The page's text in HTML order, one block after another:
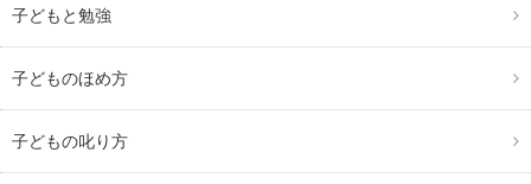
子どもと勉強
子どものほめ方
子どもの叱り方